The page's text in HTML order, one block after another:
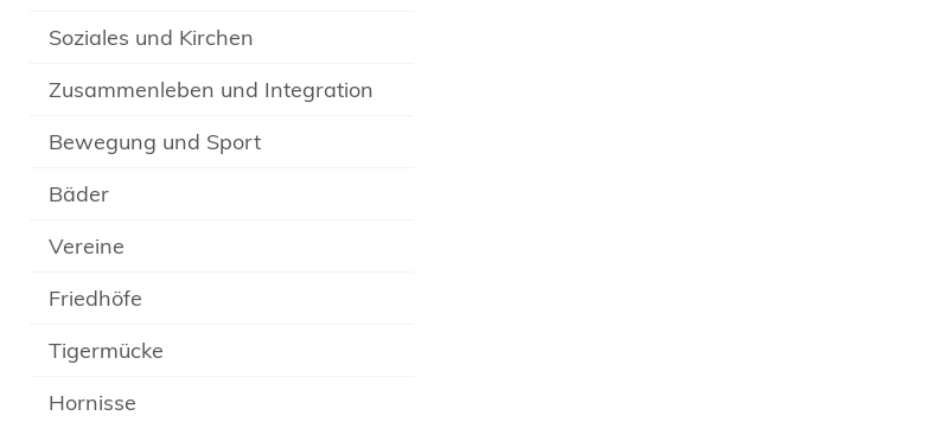
Soziales und Kirchen
Zusammenleben und Integration
Bewegung und Sport
Bäder
Vereine
Friedhöfe
Tigermücke
Hornisse